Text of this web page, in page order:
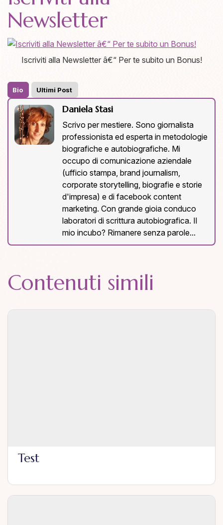
Newsletter
Iscriviti alla Newsletter â€“ Per te subito un Bonus!
Bio Ultimi Post
Daniela Stasi
Scrivo per mestiere. Sono giornalista
professionista ed esperta in metodologie
biografiche e autobiografiche. Mi
occupo di comunicazione aziendale
(ufficio stampa, brand journalism,
corporate storytelling, biografie e storie
d'impresa) e di facebook content
marketing. Con grande gioia conduco
laboratori di scrittura autobiografica. Il
mio incubo? Rimanere senza parole...
Contenuti simili
Test